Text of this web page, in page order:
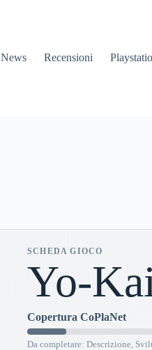
News Recensioni
SCHEDA GIOCO
Yo-
Copertura CoPlaNet
Da completare: Descrizione,